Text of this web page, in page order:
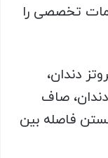
تخصصی را
دندان،
صاف
فاصله بین